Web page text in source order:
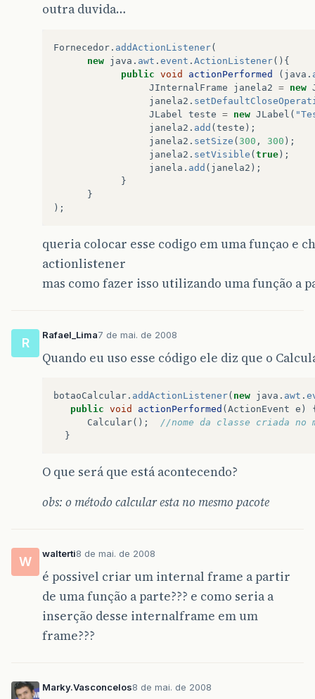
outra duvida…
Fornecedor . addActionListener(
new java . awt . event . ActionListener(){
public void actionPerformed ( java .
JInternalFrame
janela2 = new
janela2 .
JLabel
teste = new JLabel (
janela2 . add (teste );
janela2 . setSize ( 300 , 300 );
janela2 . setVisible (true);
janela . add ( janela2 );
}
}
);
queria colocar esse codigo em uma funçao e
actionlistener
mas como fazer isso utilizando uma função a
R
Rafael_Lima7 de mai. de 2008
Quando eu uso esse código ele diz que o
botaoCalcular . addActionListener( new java . awt .
public void actionPerformed ( ActionEvent e )
Calcular();
//nome da classe criada no
}
O que será que está acontecendo?
obs: o método calcular esta no mesmo pacote
W
walterti8 de mai. de 2008
é possivel criar um internal frame a partir
de uma função a parte??? e como seria a
inserção desse internalframe em um
frame???
Marky.Vasconcelos8 de mai. de 2008